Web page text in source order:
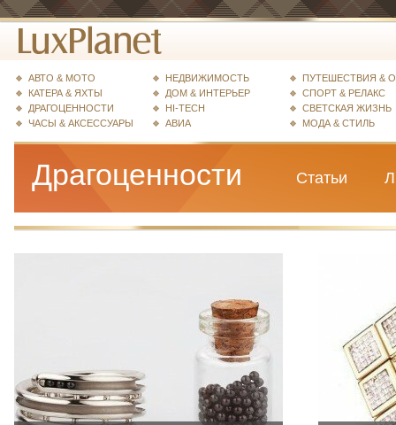
АВТО & МОТО
КАТЕРА & ЯХТЫ
ДРАГОЦЕННОСТИ
ЧАСЫ & АКСЕССУАРЫ
НЕДВИЖИМОСТЬ
ДОМ & ИНТЕРЬЕР
HI-TECH
АВИА
ПУТЕШЕСТВИЯ &
СПОРТ & РЕЛАКС
СВЕТСКАЯ ЖИЗНЬ
МОДА & СТИЛЬ
Драгоценности Статьи